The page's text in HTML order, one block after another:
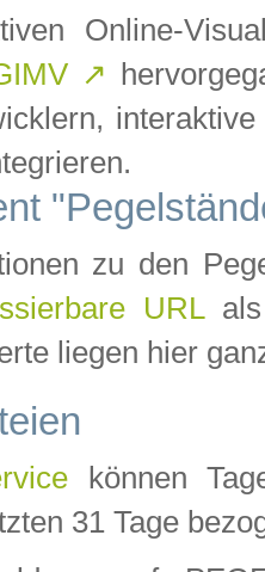
Online-
↗
zu den
URLals
liegen hier
können
31 Tage